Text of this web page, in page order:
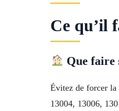
Ce qu’il
Que faire
Évitez de forcer la
13004, 13006,